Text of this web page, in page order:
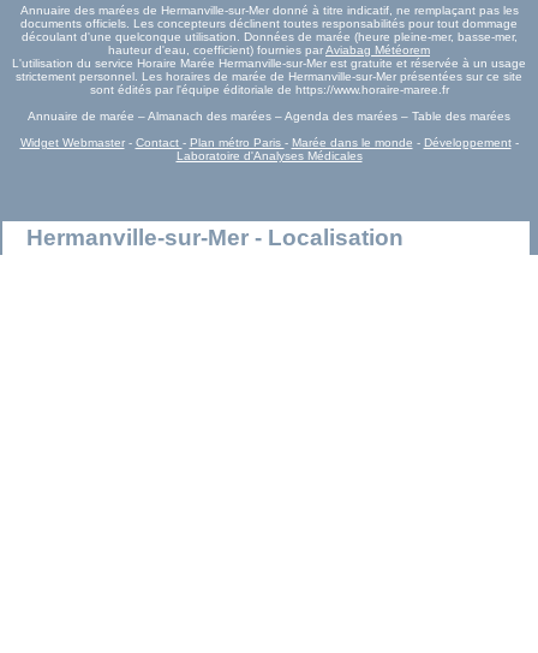
Annuaire des marées de Hermanville-sur-Mer donné à titre indicatif, ne remplaçant pas les
documents officiels. Les concepteurs déclinent toutes responsabilités pour tout dommage
découlant d'une quelconque utilisation. Données de marée (heure pleine-mer, basse-mer,
hauteur d'eau, coefficient) fournies parAviabag Météorem
L'utilisation du service Horaire Marée Hermanville-sur-Mer est gratuite et réservée à un usage
strictement personnel. Les horaires de marée de Hermanville-sur-Mer présentées sur ce site
sont édités par l'équipe éditoriale de https://www.horaire-maree.fr
Annuaire de marée – Almanach des marées – Agenda des marées – Table des marées
Widget Webmaster- Contact - Plan métro Paris - Marée dans le monde - Développement-
Laboratoire d'Analyses Médicales
Hermanville-sur-Mer - Localisation